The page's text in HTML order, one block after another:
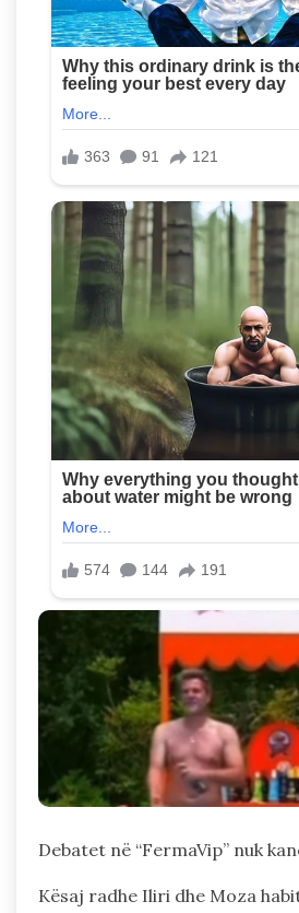
Debatet në “FermaVip” nuk
Kësaj radhe Iliri dhe Moza